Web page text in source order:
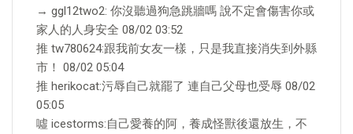
→ ggl12two2: 你沒聽過狗急跳牆嗎 說不定會傷害你或
家人的人身安全 08/02 03:52
推 tw780624:跟我前女友一樣，只是我直接消失到外縣
市！ 08/02 05:04
推 herikocat:污辱自己就罷了 連自己父母也受辱 08/02
05:05
噓 icestorms:自己愛養的阿，養成怪獸後還放生，不